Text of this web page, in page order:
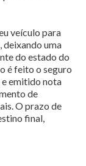
veículo para
deixando uma
do estado do
é feito o seguro
emitido nota
de
O prazo de
final,